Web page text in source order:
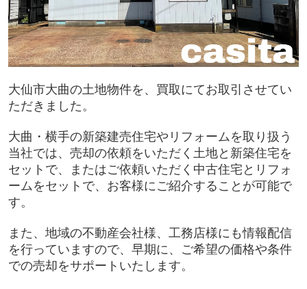
大仙市大曲の土地物件を、買取にてお取引させてい
ただきました。
大曲・横手の新築建売住宅やリフォームを取り扱う
当社では、売却の依頼をいただく土地と新築住宅を
セットで、またはご依頼いただく中古住宅とリフォ
ームをセットで、お客様にご紹介することが可能で
す。
また、地域の不動産会社様、工務店様にも情報配信
を行っていますので、早期に、ご希望の価格や条件
での売却をサポートいたします。